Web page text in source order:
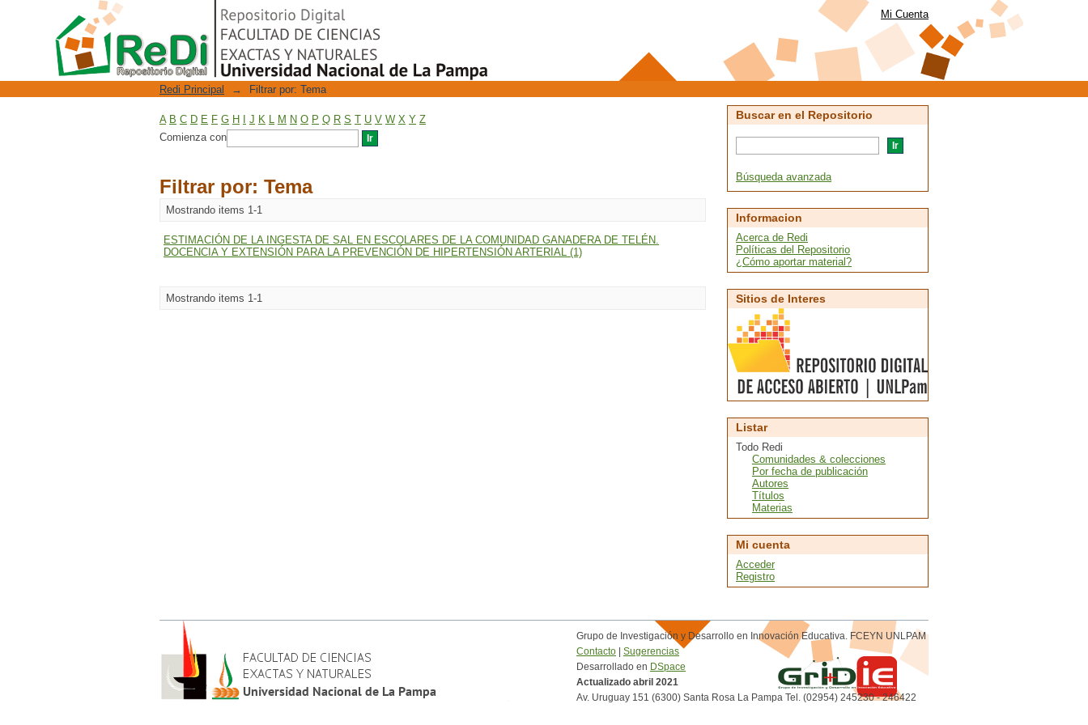
Filtrar por: Tema
Repositorio Digital Mi Cuenta
Redi Principal → Filtrar por: Tema
A B C D E F G H J K L M N O P Q R S T U V W X Y Z
Comienza con
Filtrar por: Tema
Mostrando items 1-1
ESTIMACIÓN DE LA INGESTA DE SAL EN ESCOLARES DE LA COMUNIDAD GANADERA DE TELÉN.
DOCENCIA Y EXTENSIÓN PARA LA PREVENCIÓN DE HIPERTENSIÓN ARTERIAL (1)
Mostrando items 1-1
Buscar en el Repositorio
Búsqueda avanzada
Informacion
Acerca de Redi
Políticas del Repositorio
¿Cómo aportar material?
Sitios de Interes
Listar
Todo Redi
Comunidades & colecciones
Por fecha de publicación
Autores
Títulos
Materias
Mi cuenta
Acceder
Registro
Grupo de Investigación y Desarrollo en Innovación Educativa. FCEYN UNLPAM
Contacto | Sugerencias
Desarrollado en DSpace
Actualizado abril 2021
Av. Uruguay 151 (6300) Santa Rosa La Pampa Tel. (02954) 245230 - 246422